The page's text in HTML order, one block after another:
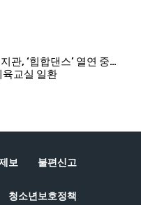
보 불편신고
청소년보호정책